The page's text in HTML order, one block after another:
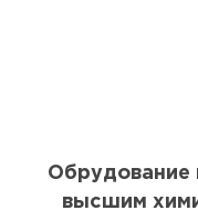
Обрудование
высшим